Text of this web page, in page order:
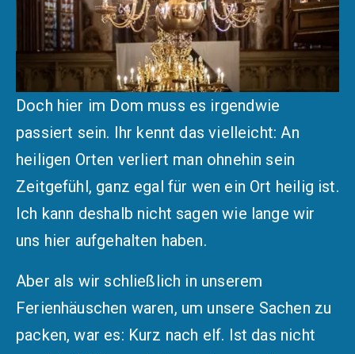
Doch hier im Dom muss es irgendwie
passiert sein. Ihr kennt das vielleicht: An
heiligen Orten verliert man ohnehin sein
Zeitgefühl, ganz egal für wen ein Ort heilig ist.
Ich kann deshalb nicht sagen wie lange wir
uns hier aufgehalten haben.
Aber als wir schließlich in unserem
Ferienhäuschen waren, um unsere Sachen zu
packen, war es: Kurz nach elf. Ist das nicht